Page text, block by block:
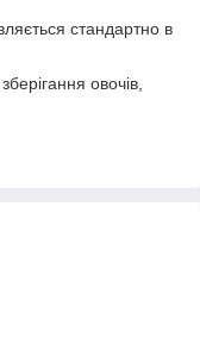
стандартно в
овочів,